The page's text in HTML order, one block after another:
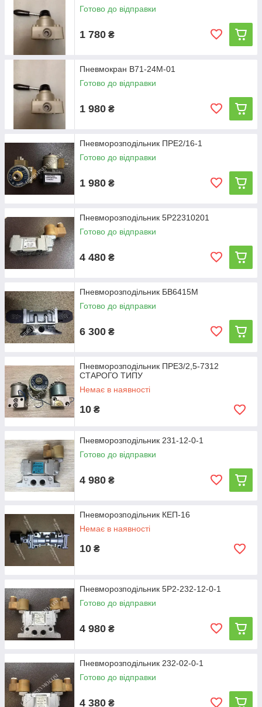
Готово до відправки
1 780 ₴
Пневмокран В71-24М-01
Готово до відправки
1 980 ₴
Пневморозподільник ПРЕ2/16-1
Готово до відправки
1 980 ₴
Пневморозподільник 5Р22310201
Готово до відправки
4 480 ₴
Пневморозподільник БВ6415М
Готово до відправки
6 300 ₴
Пневморозподільник ПРЕ3/2,5-7312
СТАРОГО ТИПУ
Немає в наявності
10 ₴
Пневморозподільник 231-12-0-1
Готово до відправки
4 980 ₴
Пневморозподільник КЕП-16
Немає в наявності
10 ₴
Пневморозподільник 5Р2-232-12-0-1
Готово до відправки
4 980 ₴
Пневморозподільник 232-02-0-1
Готово до відправки
4 380 ₴